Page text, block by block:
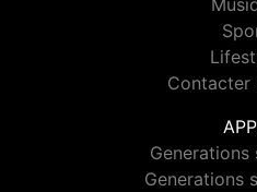
Contacter
Generations
Generations